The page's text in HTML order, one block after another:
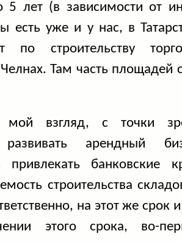
лет (в зависимости от
есть уже и у нас, в
по строительству
Там часть площадей
взгляд, с точки
развивать арендный
привлекать банковские
строительства
на этот же срок
этого срока, во-